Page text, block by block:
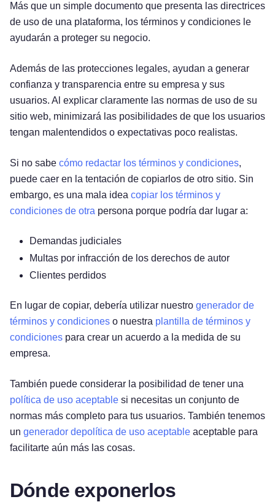
Más que un simple documento que presenta las directrices
de uso de una plataforma, los términos y condiciones le
ayudarán a proteger su negocio.
Además de las protecciones legales, ayudan a generar
confianza y transparencia entre su empresa y sus
usuarios. Al explicar claramente las normas de uso de su
sitio web, minimizará las posibilidades de que los usuarios
tengan malentendidos o expectativas poco realistas.
Si no sabe cómo redactar los términos y condiciones,
puede caer en la tentación de copiarlos de otro sitio. Sin
embargo, es una mala idea copiar los términos y
condiciones de otra persona porque podría dar lugar a:
Demandas judiciales
Multas por infracción de los derechos de autor
Clientes perdidos
En lugar de copiar, debería utilizar nuestro generador de
términos y condiciones o nuestra plantilla de términos y
condiciones para crear un acuerdo a la medida de su
empresa.
También puede considerar la posibilidad de tener una
política de uso aceptable si necesitas un conjunto de
normas más completo para tus usuarios. También tenemos
un generador depolítica de uso aceptable aceptable para
facilitarte aún más las cosas.
Dónde exponerlos